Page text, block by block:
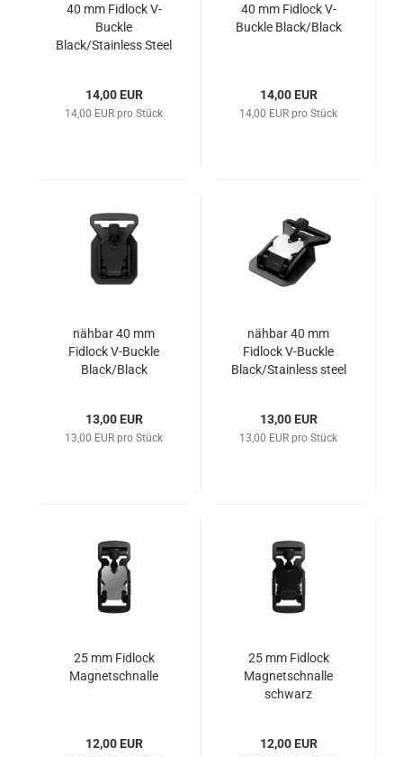
40 mm Fidlock V-
Buckle
Black/Stainless Steel
14,00 EUR
14,00 EUR pro Stück
40 mm Fidlock V-
Buckle Black/Black
14,00 EUR
14,00 EUR pro Stück
nähbar 40 mm
Fidlock V-Buckle
Black/Black
13,00 EUR
13,00 EUR pro Stück
nähbar 40 mm
Fidlock V-Buckle
Black/Stainless steel
13,00 EUR
13,00 EUR pro Stück
25 mm Fidlock
Magnetschnalle
12,00 EUR
25 mm Fidlock
Magnetschnalle
schwarz
12,00 EUR